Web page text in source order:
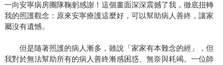
一向安寧病房團隊鞠躬感謝！這個畫面深深震撼了我，徹底扭轉
我的照護觀念：原來安寧療護這麼好，可以幫助病人善終，讓家
屬沒有遺憾。
但是隨著照護的病人漸多，雖說「家家有本難念的經」，但
我對於無法幫助所有的病人善終漸感困惑、無奈與耗竭。一位師